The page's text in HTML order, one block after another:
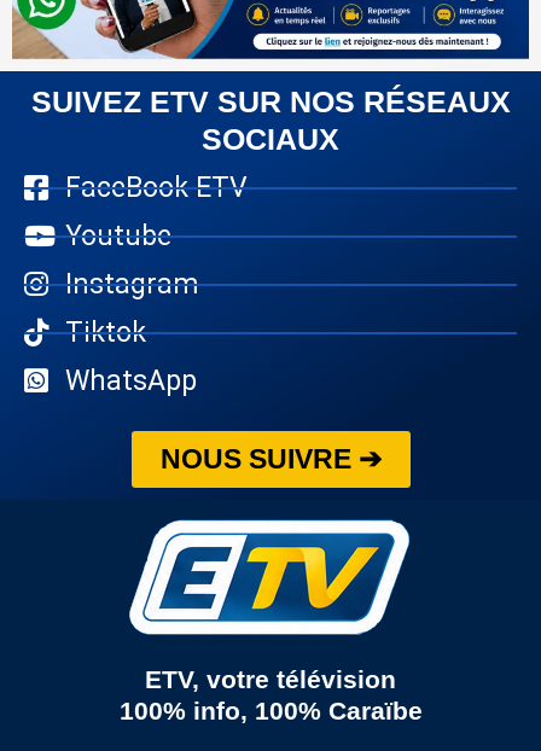
SUIVEZ ETV SUR NOS RÉSEAUX
SOCIAUX
FaceBook ETV
Youtube
Instagram
Tiktok
WhatsApp
NOUS SUIVRE ➔
ETV, votre télévision
100% info, 100% Caraïbe